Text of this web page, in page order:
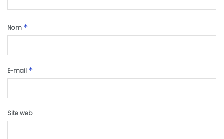
Nom *
E-mail *
Site web